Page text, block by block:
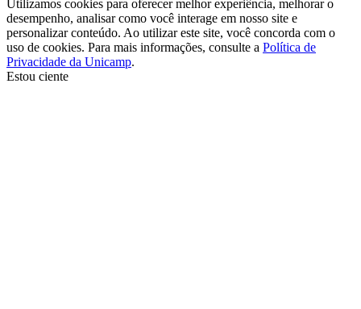
Utilizamos cookies para oferecer melhor experiência, melhorar o
desempenho, analisar como você interage em nosso site e
personalizar conteúdo. Ao utilizar este site, você concorda com o
uso de cookies. Para mais informações, consulte a Política de
Privacidade da Unicamp.
Estou ciente